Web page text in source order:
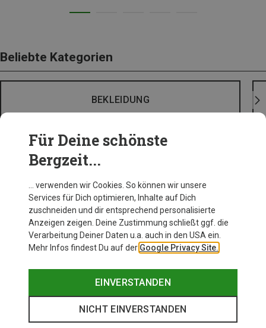
Beliebte Kategorien
BEKLEIDUNG
Für Deine schönste
Bergzeit...
… verwenden wir Cookies. So können wir unsere
Services für Dich optimieren, Inhalte auf Dich
zuschneiden und dir entsprechend personalisierte
Anzeigen zeigen. Deine Zustimmung schließt ggf. die
Verarbeitung Deiner Daten u.a. auch in den USA ein.
Mehr Infos findest Du auf der Google Privacy Site.
EINVERSTANDEN
NICHT EINVERSTANDEN